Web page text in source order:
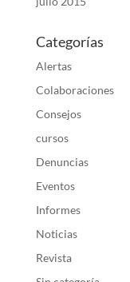
Categorías
Alertas
Colaboraciones
Consejos
cursos
Denuncias
Eventos
Informes
Noticias
Revista